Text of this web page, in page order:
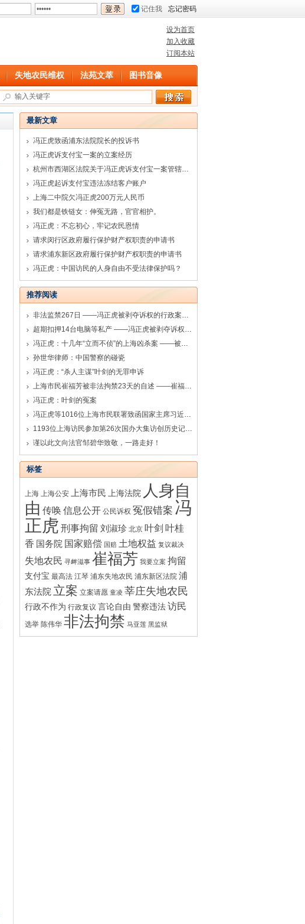
记住我 忘记密码
设为首页
加入收藏
订阅本站
失地农民维权 法苑文萃 图书音像
最新文章
冯正虎致函浦东法院院长的投诉书
冯正虎诉支付宝一案的立案经历
杭州市西湖区法院关于冯正虎诉支付宝一案管辖权的回复
冯正虎起诉支付宝违法冻结客户账户
上海二中院欠冯正虎200万元人民币
我们都是铁链女：伸冤无路，官官相护。
冯正虎：不忘初心，牢记农民恩情
请求闵行区政府履行保护财产权职责的申请书
请求浦东新区政府履行保护财产权职责的申请书
冯正虎：中国访民的人身自由不受法律保护吗？
推荐阅读
非法监禁267日 ——冯正虎被剥夺诉权的行政案件系列之七
超期扣押14台电脑等私产 ——冯正虎被剥夺诉权的行政案件系列之一
冯正虎：十几年“立而不侦”的上海凶杀案 ——被害人之母叶桂香控告涉嫌渎职罪的上海松江警方相关人员
孙世华律师：中国警察的碰瓷
冯正虎：“杀人主谋”叶剑的无罪申诉
上海市民崔福芳被非法拘禁23天的自述 ——崔福芳被非法拘禁的诉讼系列之一
冯正虎：叶剑的冤案
冯正虎等1016位上海市民联署致函国家主席习近平（完整版）
1193位上海访民参加第26次国办大集访创历史记录（35图）
谨以此文向法官邹碧华致敬，一路走好！
标签
上海 上海公安 上海市民 上海法院 人身自
由 传唤信息公开 公民诉权 冤假错案 冯
正虎 刑事拘留 刘淑珍 北京 叶剑 叶桂
香 国务院 国家赔偿 国赔 土地权益 复议裁决
失地农民 寻衅滋事 崔福芳 我要立案 拘留
支付宝 最高法 江琴 浦东失地农民 浦东新区法院 浦
东法院 立案 立案请愿 童凌 莘庄失地农民
行政不作为 行政复议 言论自由 警察违法 访民
选举 陈伟华 非法拘禁 马亚莲 黑监狱